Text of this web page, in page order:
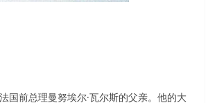
国前总理曼努埃尔·瓦尔斯的父亲。他的大